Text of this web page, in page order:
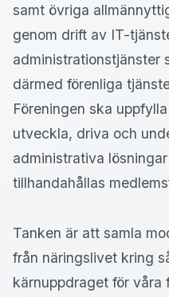
samt övriga
genom drift av IT-
administrationstjänster
därmed förenliga
Föreningen ska
utveckla, driva och
administrativa
tillhandahållas
Tanken är att samla
från näringslivet kring
kärnuppdraget för våra